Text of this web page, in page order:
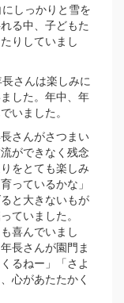
しっかりと雪を
る中、子どもた
りしていまし
さんは楽しみに
した。年中、年
いました。
さんがさつまい
ができなく残念
をとても楽しみ
っているかな」
と大きないもが
ていました。
喜んでいまし
長さんが園門ま
るねー」「さよ
心があたたかく